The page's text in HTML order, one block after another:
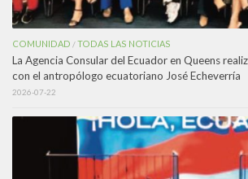
COMUNIDAD /TODAS LAS NOTICIAS
La Agencia Consular del Ecuador en Queens
con el antropólogo ecuatoriano José Echeverría
2026-07-22